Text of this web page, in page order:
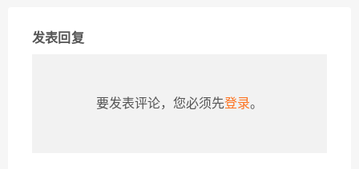
发表回复
要发表评论，您必须先登录。